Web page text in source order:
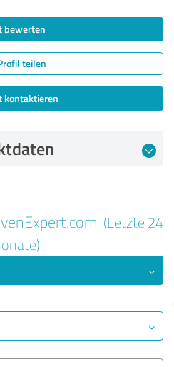
bewerten
teilen
kontaktieren
Empfehlung
(Letzte 24